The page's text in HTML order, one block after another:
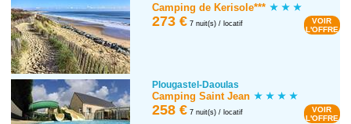
Camping de Kerisole***
273 € 7 nuit(s) / locatif
VOIR
L'OFFRE
Plougastel-Daoulas
Camping Saint Jean
258 € 7 nuit(s) / locatif
VOIR
L'OFFRE